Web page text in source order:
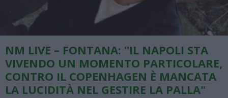
NM LIVE – FONTANA: "IL NAPOLI STA
VIVENDO UN MOMENTO PARTICOLARE,
CONTRO IL COPENHAGEN È MANCATA
LA LUCIDITÀ NEL GESTIRE LA PALLA"